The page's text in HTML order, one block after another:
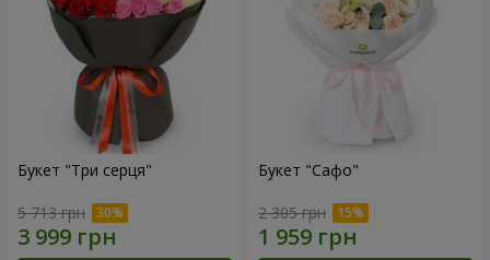
Букет "Три серця"
5 713 грн
Букет "Сафо"
2 305 грн